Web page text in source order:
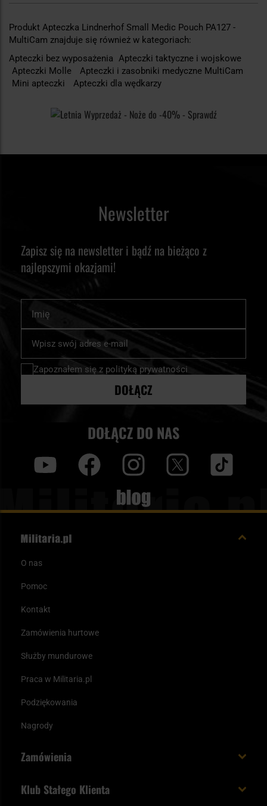
Produkt Apteczka Lindnerhof Small Medic Pouch PA127 -
MultiCam znajduje się również w kategoriach:
Apteczki bez wyposażenia
Apteczki taktyczne i wojskowe
Apteczki Molle
Apteczki i zasobniki medyczne MultiCam
Mini apteczki
Apteczki dla wędkarzy
Newsletter
Zapisz się na newsletter i bądź na bieżąco z
najlepszymi okazjami!
nasz
newsletter:
Zapoznałem się z polityką prywatności
DOŁĄCZ
DOŁĄCZ DO NAS
Blog
O nas
Pomoc
Kontakt
Zamówienia hurtowe
Służby mundurowe
Praca w Militaria.pl
Podziękowania
Nagrody
Zamówienia
Klub Stałego Klienta